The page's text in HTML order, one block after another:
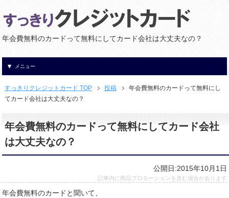
年会費無料のカードって無料にしてカード会社は大丈夫なの？
メニュー
すっきりクレジットカード TOP 投稿
年会費無料のカードって無料にし
てカード会社は大丈夫なの？
年会費無料のカードって無料にしてカード会社
は大丈夫なの？
公開日:2015年10月1日
記事内に商品プロモーションを含む場合があります
年会費無料のカードと聞いて、